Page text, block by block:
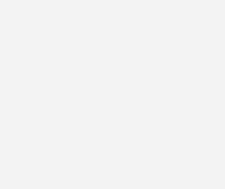
erneut für Aufsehen: In ihrem Online-
Luisa was sie während ihrer
erlebt. Luisas Blog ermöglicht
tiefe Einblicke in den Klempneralltag und
eine Ausbildung